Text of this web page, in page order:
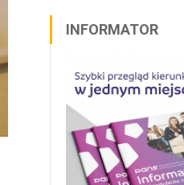
INFORMATOR